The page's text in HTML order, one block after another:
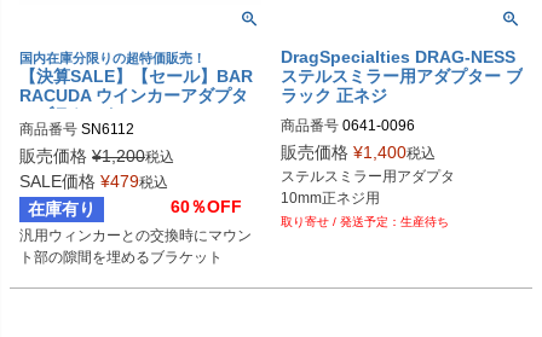
国内在庫分限りの超特価販売！
【決算SALE】【セール】BAR
RACUDA ウインカーアダプタ
ーブラケット SUZUKI
商品番号 SN6112
販売価格 ¥1,200税込
SALE価格 ¥479税込
在庫有り 60％OFF
汎用ウィンカーとの交換時にマウン
ト部の隙間を埋めるブラケット
DragSpecialties DRAG-NESS
ステルスミラー用アダプター ブ
ラック 正ネジ
商品番号 0641-0096
販売価格 ¥1,400税込
ステルスミラー用アダプタ
10mm正ネジ用
生産待ち